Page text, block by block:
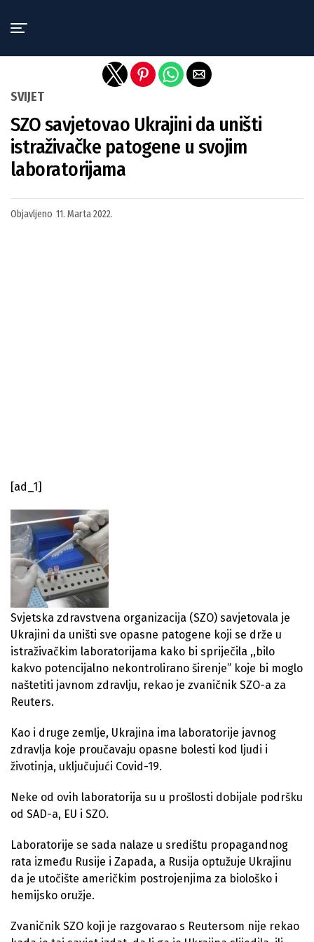
SVIJET
SZO savjetovao Ukrajini da uništi
istraživačke patogene u svojim
laboratorijama
Objavljeno 11. Marta 2022.
[ad_1]
Svjetska zdravstvena organizacija (SZO) savjetovala je
Ukrajini da uništi sve opasne patogene koji se drže u
istraživačkim laboratorijama kako bi spriječila ,,bilo
kakvo potencijalno nekontrolirano širenje” koje bi moglo
naštetiti javnom zdravlju, rekao je zvaničnik SZO-a za
Reuters.
Kao i druge zemlje, Ukrajina ima laboratorije javnog
zdravlja koje proučavaju opasne bolesti kod ljudi i
životinja, uključujući Covid-19.
Neke od ovih laboratorija su u prošlosti dobijale podršku
od SAD-a, EU i SZO.
Laboratorije se sada nalaze u središtu propagandnog
rata između Rusije i Zapada, a Rusija optužuje Ukrajinu
da je utočište američkim postrojenjima za biološko i
hemijsko oružje.
Zvaničnik SZO koji je razgovarao s Reutersom nije rekao